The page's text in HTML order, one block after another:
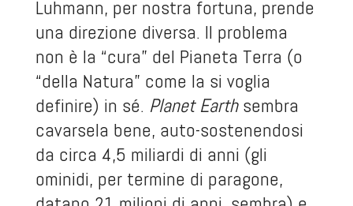
Luhmann, per nostra fortuna, prende
una direzione diversa. Il problema
non è la “cura” del Pianeta Terra (o
“della Natura” come la si voglia
definire) in sé. Planet Earthsembra
cavarsela bene, auto-sostenendosi
da circa 4,5 miliardi di anni (gli
ominidi, per termine di paragone,